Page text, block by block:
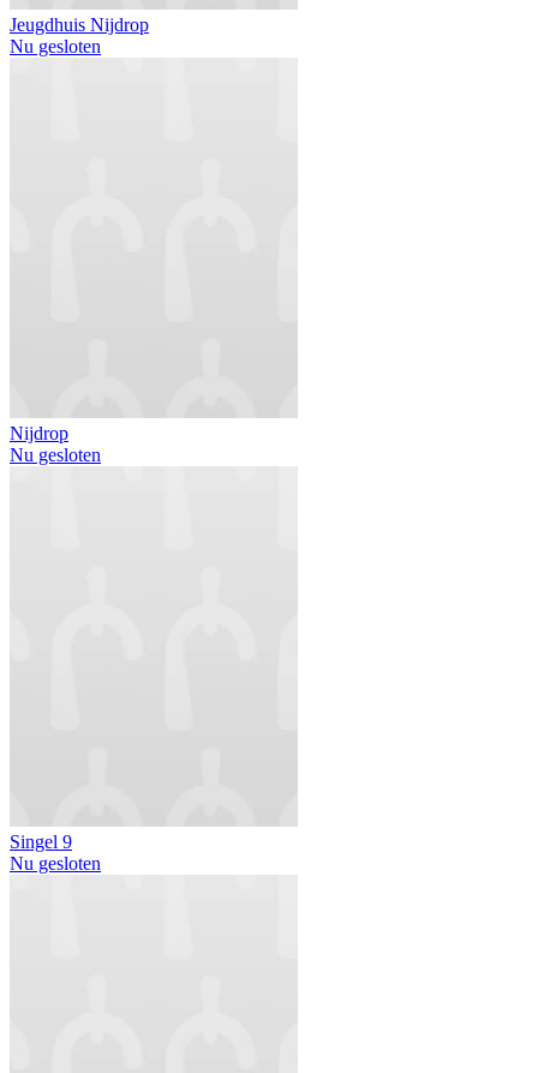
Jeugdhuis Nijdrop
Nu gesloten
Nijdrop
Nu gesloten
Singel 9
Nu gesloten